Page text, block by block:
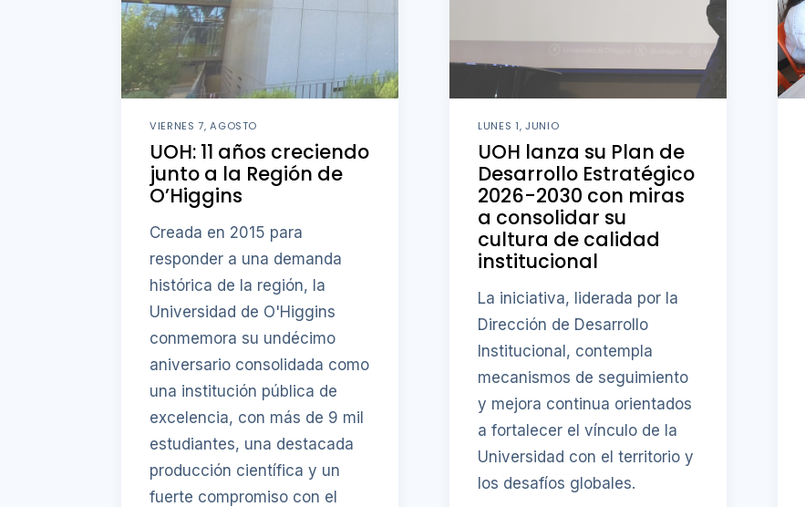
VIERNES 7, AGOSTO
UOH: 11 años creciendo
junto a la Región de
O’Higgins
Creada en 2015 para
responder a una demanda
histórica de la región, la
Universidad de O'Higgins
conmemora su undécimo
aniversario consolidada como
una institución pública de
excelencia, con más de 9 mil
estudiantes, una destacada
producción científica y un
fuerte compromiso con el
LUNES 1, JUNIO
UOH lanza su Plan de
Desarrollo Estratégico
2026-2030 con miras
a consolidar su
cultura de calidad
institucional
La iniciativa, liderada por la
Dirección de Desarrollo
Institucional, contempla
mecanismos de seguimiento
y mejora continua orientados
a fortalecer el vínculo de la
Universidad con el territorio y
los desafíos globales.